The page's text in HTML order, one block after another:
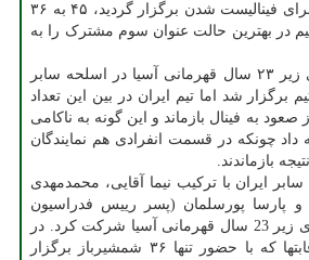
کنگ که بعنوان دیداری برای فینالیست شدن برگزار گردید، ۴۵ به ۳۶
در بهترین حالت عنوان سوم مشترک را به
رقابت های شمشیربازی زیر ۲۳ سال قهرمانی آسیا در اسلحه سابر
تنها با حضور ۷ تیم برگزار شد اما تیم ایران در بین این تعداد
به فینال بازماند و این گونه به ناکامی
داد چونکه در قسمت انفرادی هم نمایندگان
بازماندند.
ایران با ترکیب نیما آقایی، محمدمهدی
و پارسا پورسلمان (پسر رییس فدراسیون
شمشیربازی) در رقابتهای زیر 23 سال قهرمانی آسیا شرکت کرد. در
قسمت انفرادی این رقابتها که با حضور تنها ۳۶ شمشیرباز برگزار